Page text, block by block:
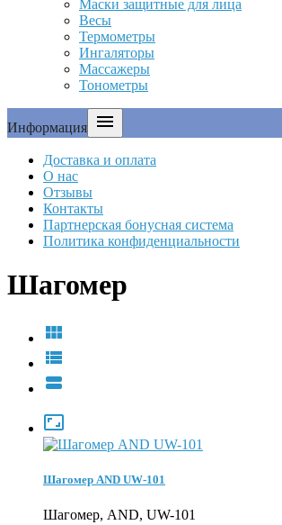
Маски защитные для лица
Весы
Термометры
Ингаляторы
Массажеры
Тонометры
Информация 
Доставка и оплата
О нас
Отзывы
Контакты
Партнерская бонусная система
Политика конфиденциальности
Шагомер




Шагомер AND UW-101
Шагомер, AND, UW-101